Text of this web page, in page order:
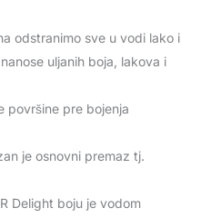
odstranimo sve u vodi lako i
uljanih boja, lakova i
površine pre bojenja
je osnovni premaz tj.
Delight boju je vodom